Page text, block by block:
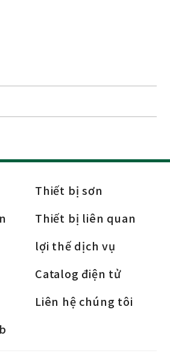
Thiết bị sơn
Thiết bị liên quan
lợi thế dịch vụ
Catalog điện tử
Liên hệ chúng tôi